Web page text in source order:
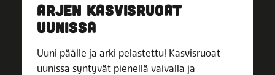
ARJEN KASVISRUOAT
UUNISSA
Uuni päälle ja arki pelastettu! Kasvisruoat
uunissa syntyvät pienellä vaivalla ja